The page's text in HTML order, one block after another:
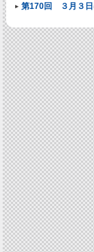
第170回 ３月３日